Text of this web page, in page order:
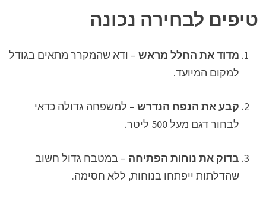
טיפים לבחירה נכונה
מדוד את החלל מראש– ודא שהמקרר מתאים בגודל
למקום המיועד.
קבע את הנפח הנדרש– למשפחה גדולה כדאי
לבחור דגם מעל 500 ליטר.
בדוק את נוחות הפתיחה – במטבח גדול חשוב
שהדלתות ייפתחו בנוחות, ללא חסימה.